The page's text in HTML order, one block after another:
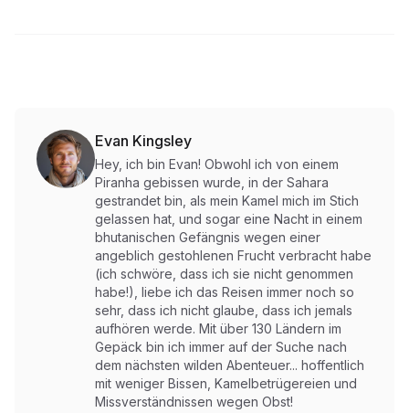
Evan Kingsley
Hey, ich bin Evan! Obwohl ich von einem
Piranha gebissen wurde, in der Sahara
gestrandet bin, als mein Kamel mich im Stich
gelassen hat, und sogar eine Nacht in einem
bhutanischen Gefängnis wegen einer
angeblich gestohlenen Frucht verbracht habe
(ich schwöre, dass ich sie nicht genommen
habe!), liebe ich das Reisen immer noch so
sehr, dass ich nicht glaube, dass ich jemals
aufhören werde. Mit über 130 Ländern im
Gepäck bin ich immer auf der Suche nach
dem nächsten wilden Abenteuer... hoffentlich
mit weniger Bissen, Kamelbetrügereien und
Missverständnissen wegen Obst!